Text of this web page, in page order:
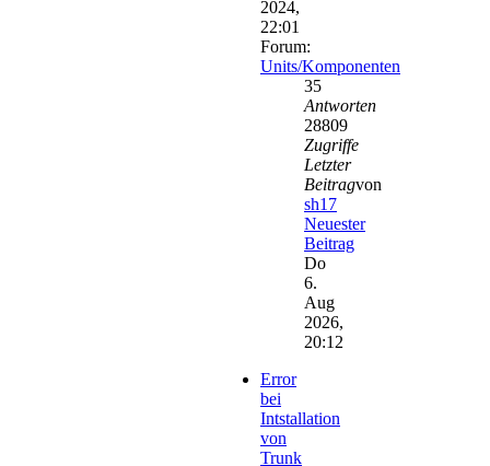
2024,
22:01
Forum:
Units/Komponenten
35
Antworten
28809
Zugriffe
Letzter
Beitragvon
sh17
Neuester
Beitrag
Do
6.
Aug
2026,
20:12
Error
bei
Intstallation
von
Trunk